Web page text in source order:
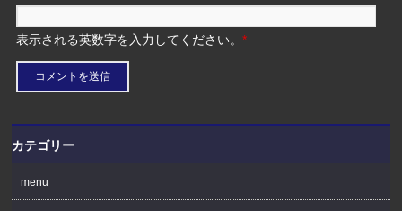
表示される英数字を入力してください。*
カテゴリー
menu